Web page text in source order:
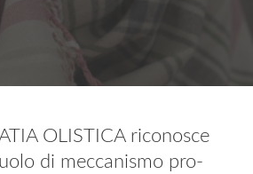
OLISTICA riconosce
di meccanismo pro-